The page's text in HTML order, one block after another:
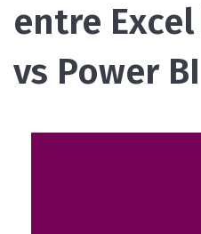
entre
vs Power